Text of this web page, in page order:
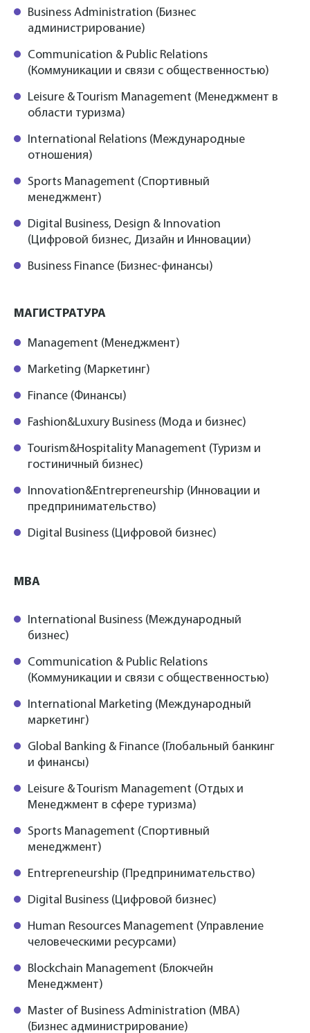
Business Administration (Бизнес
администрирование)
Communication & Public Relations
(Коммуникации и связи с общественностью)
Leisure & Tourism Management (Менеджмент в
области туризма)
International Relations (Международные
отношения)
Sports Management (Спортивный
менеджмент)
Digital Business, Design & Innovation
(Цифровой бизнес, Дизайн и Инновации)
Business Finance (Бизнес-финансы)
МАГИСТРАТУРА
Management (Менеджмент)
Marketing (Маркетинг)
Finance (Финансы)
Fashion&Luxury Business (Мода и бизнес)
Tourism&Hospitality Management (Туризм и
гостиничный бизнес)
Innovation&Entrepreneurship (Инновации и
предпринимательство)
Digital Business (Цифровой бизнес)
MBA
International Business (Международный
бизнес)
Communication & Public Relations
(Коммуникации и связи с общественностью)
International Marketing (Международный
маркетинг)
Global Banking & Finance (Глобальный банкинг
и финансы)
Leisure & Tourism Management (Отдых и
Менеджмент в сфере туризма)
Sports Management (Спортивный
менеджмент)
Entrepreneurship (Предпринимательство)
Digital Business (Цифровой бизнес)
Human Resources Management (Управление
человеческими ресурсами)
Blockchain Management (Блокчейн
Менеджмент)
Master of Business Administration (MBA)
(Бизнес администрирование)